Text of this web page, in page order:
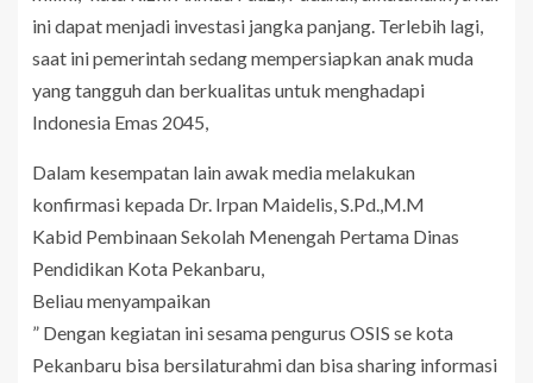
ini dapat menjadi investasi jangka panjang. Terlebih lagi,
saat ini pemerintah sedang mempersiapkan anak muda
yang tangguh dan berkualitas untuk menghadapi
Indonesia Emas 2045,
Dalam kesempatan lain awak media melakukan
konfirmasi kepada Dr. Irpan Maidelis, S.Pd.,M.M
Kabid Pembinaan Sekolah Menengah Pertama Dinas
Pendidikan Kota Pekanbaru,
Beliau menyampaikan
” Dengan kegiatan ini sesama pengurus OSIS se kota
Pekanbaru bisa bersilaturahmi dan bisa sharing informasi